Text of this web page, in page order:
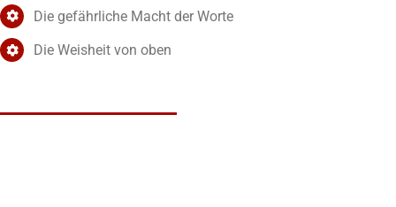
Die gefährliche Macht der Worte
Die Weisheit von oben